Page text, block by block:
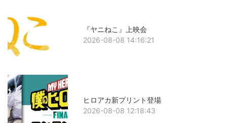
『ヤニねこ』上映会
2026-08-08 14:16:21
ヒロアカ新プリント登場
2026-08-08 12:18:43